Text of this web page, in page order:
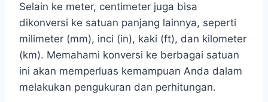
Selain ke meter, centimeter juga bisa
dikonversi ke satuan panjang lainnya, seperti
milimeter (mm), inci (in), kaki (ft), dan kilometer
(km). Memahami konversi ke berbagai satuan
ini akan memperluas kemampuan Anda dalam
melakukan pengukuran dan perhitungan.